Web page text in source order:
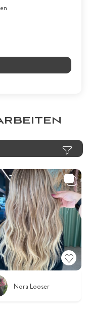
Nora Looser